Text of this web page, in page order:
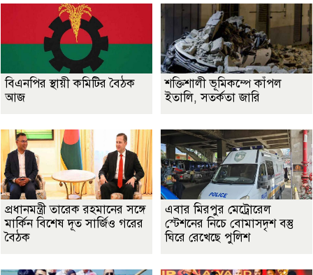
বিএনপির স্থায়ী কমিটির বৈঠক
আজ
শক্তিশালী ভূমিকম্পে কাঁপল
ইতালি, সতর্কতা জারি
প্রধানমন্ত্রী তারেক রহমানের সঙ্গে
মার্কিন বিশেষ দূত সার্জিও গরের
বৈঠক
এবার মিরপুর মেট্রোরেল
স্টেশনের নিচে বোমাসদৃশ বস্তু
ঘিরে রেখেছে পুলিশ